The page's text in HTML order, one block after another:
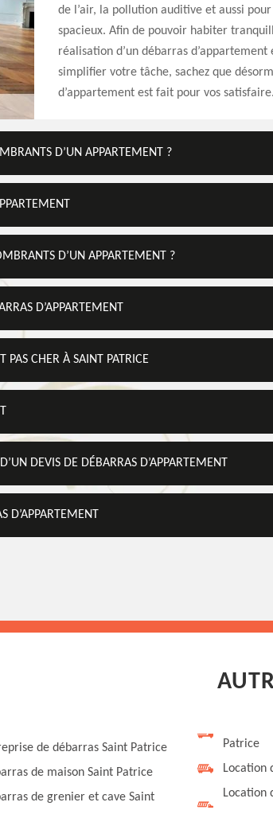
de l’air, la pollution auditive et aussi
spacieux. Afin de pouvoir habiter
réalisation d’un débarras
simplifier votre tâche, sachez que
d’appartement est fait pour vos satisfaire.
D’UN APPARTEMENT ?
D’UN APPARTEMENT ?
D’APPARTEMENT
PAS CHER À SAINT PATRICE
DEVIS DE DÉBARRAS D’APPARTEMENT
D’APPARTEMENT
de débarras Saint Patrice
de maison Saint Patrice
de grenier et cave Saint
Patrice
Location
Location